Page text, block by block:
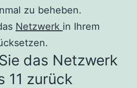
zu beheben.
Netzwerk in Ihrem
das Netzwerk
11 zurück